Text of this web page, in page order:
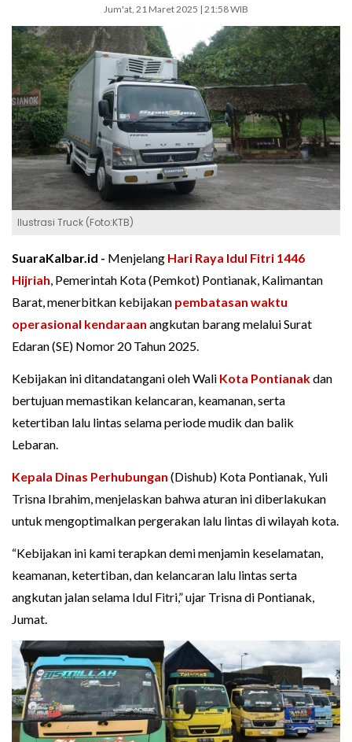
Jum'at, 21 Maret 2025 | 21:58 WIB
Ilustrasi Truck (Foto:KTB)
SuaraKalbar.id - Menjelang Hari Raya Idul Fitri 1446
Hijriah, Pemerintah Kota (Pemkot) Pontianak, Kalimantan
Barat, menerbitkan kebijakan pembatasan waktu
operasional kendaraan angkutan barang melalui Surat
Edaran (SE) Nomor 20 Tahun 2025.
Kebijakan ini ditandatangani oleh Wali Kota Pontianakdan
bertujuan memastikan kelancaran, keamanan, serta
ketertiban lalu lintas selama periode mudik dan balik
Lebaran.
Kepala Dinas Perhubungan (Dishub) Kota Pontianak, Yuli
Trisna Ibrahim, menjelaskan bahwa aturan ini diberlakukan
untuk mengoptimalkan pergerakan lalu lintas di wilayah kota.
“Kebijakan ini kami terapkan demi menjamin keselamatan,
keamanan, ketertiban, dan kelancaran lalu lintas serta
angkutan jalan selama Idul Fitri,” ujar Trisna di Pontianak,
Jumat.